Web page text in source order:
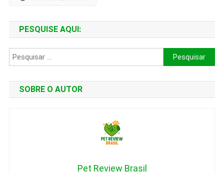
PESQUISE AQUI:
Pesquisar
por:
SOBRE O AUTOR
Pet Review Brasil